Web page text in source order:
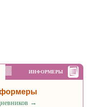
ИНФОРМЕРЫ
→